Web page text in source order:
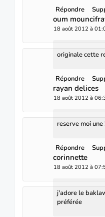
Répondre
oum
18 août 2012 à
originale cette
Répondre
rayan delices
18 août 2012 à
reserve moi
Répondre
corinnette
18 août 2012 à
j'adore le
préférée